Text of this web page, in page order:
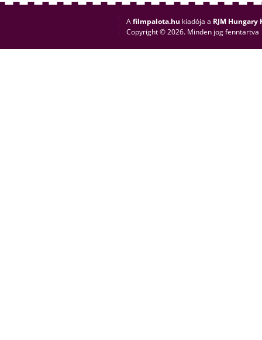
Afilmpalota.hu kiadója a RJM Hungary
Copyright © 2026. Minden jog fenntartva